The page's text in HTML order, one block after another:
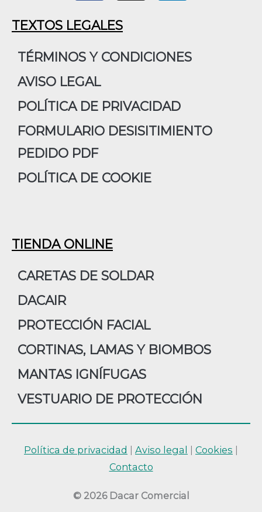
e
b
o
k
g
m
d
TEXTOS LEGALES
TÉRMINOS Y CONDICIONES
AVISO LEGAL
POLÍTICA DE PRIVACIDAD
FORMULARIO DESISITIMIENTO
PEDIDO PDF
POLÍTICA DE COOKIE
TIENDA ONLINE
CARETAS DE SOLDAR
DACAIR
PROTECCIÓN FACIAL
CORTINAS, LAMAS Y BIOMBOS
MANTAS IGNÍFUGAS
VESTUARIO DE PROTECCIÓN
© 2026 Dacar Comercial
Política de privacidad Aviso legal Cookies
Contacto